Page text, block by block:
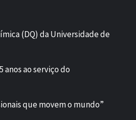
(DQ) da Universidade de
anos ao serviço do
que movem o mundo”